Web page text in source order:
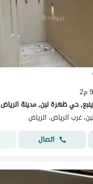
حي ظهرة لبن, مدينة الرياض
غرب الرياض، الرياض
اتصال